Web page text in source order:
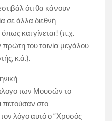
ότι θα κάνουν
σε άλλα διεθνή
και γίνεται! (π.χ.
του ταινία μεγάλου
κ.ά.).
των Μουσών το
πετούσαν στο
λόγο αυτό ο “Χρυσός